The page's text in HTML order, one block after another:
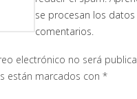
electrónico no será
están marcados con *
se procesan los
comentarios.